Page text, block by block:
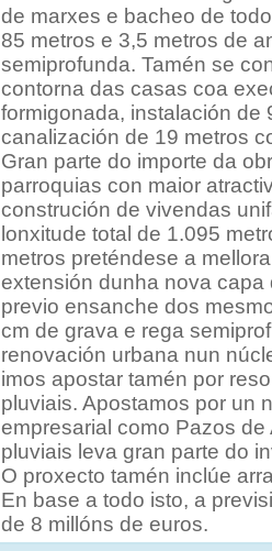
de marxes e bacheo de
85 metros e 3,5 metros de
semiprofunda. Tamén se
contorna das casas coa
formigonada, instalación de
canalización de 19 metros
Gran parte do importe da
parroquias con maior
construción de vivendas
lonxitude total de 1.095
metros preténdese a
extensión dunha nova
previo ensanche dos
cm de grava e rega
renovación urbana nun
imos apostar tamén por
pluviais. Apostamos por un
empresarial como Pazos
pluviais leva gran parte do
O proxecto tamén inclúe
En base a todo isto, a
de 8 millóns de euros.